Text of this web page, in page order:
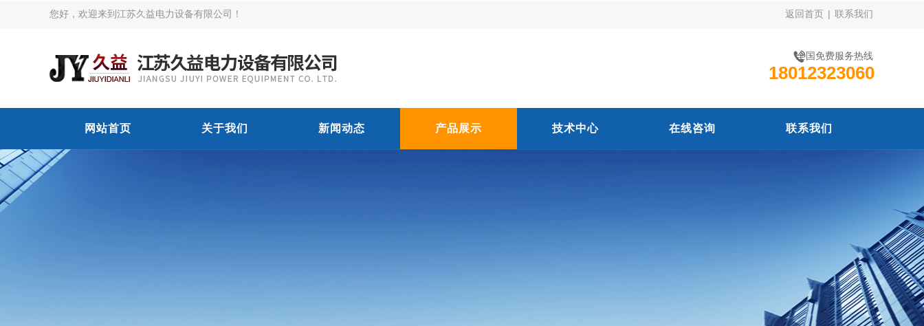
您好，欢迎来到江苏久益电力设备有限公司！ 返回首页 | 联系我们
全国免费服务热线
18012323060
网站首页 关于我们 新闻动态 产品展示 技术中心 在线咨询 联系我们